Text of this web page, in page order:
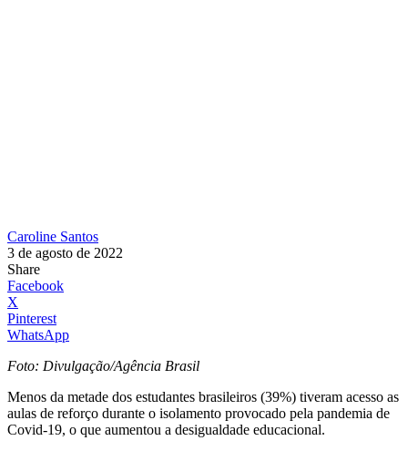
Caroline Santos
3 de agosto de 2022
Share
Facebook
X
Pinterest
WhatsApp
Foto: Divulgação/Agência Brasil
Menos da metade dos estudantes brasileiros (39%) tiveram acesso as
aulas de reforço durante o isolamento provocado pela pandemia de
Covid-19, o que aumentou a desigualdade educacional.